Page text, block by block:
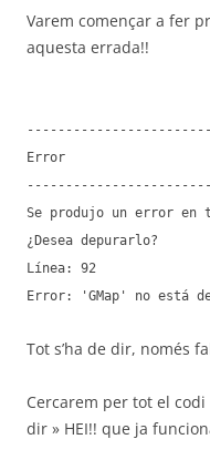
Varem començar a fer
aquesta errada!!
Error
Se produjo un error en
¿Desea depurarlo?
Línea: 92
Error: 'GMap' no está
Tot s’ha de dir, només
Cercarem per tot el
dir » HEI!! que ja